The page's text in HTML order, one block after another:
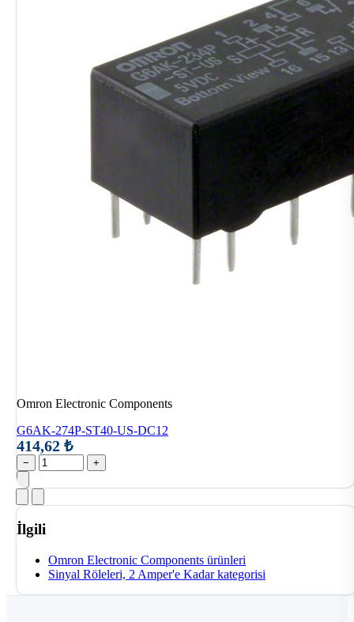
Omron Electronic Components
G6AK-274P-ST40-US-DC12
414,62 ₺
− +
İlgili
Omron Electronic Components ürünleri
Sinyal Röleleri, 2 Amper'e Kadar kategorisi